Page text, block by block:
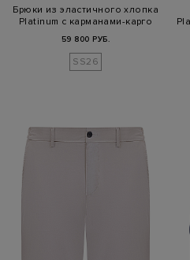
Брюки из эластичного хлопка
Platinum с карманами-карго
59 800 РУБ.
SS26